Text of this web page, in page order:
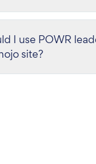
I use POWR
site?